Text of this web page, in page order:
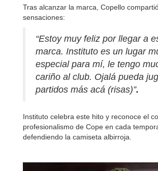
Tras alcanzar la marca, Copello
sensaciones:
“Estoy muy feliz por llegar a
marca. Instituto es un lugar
especial para mí, le tengo
cariño al club. Ojalá pueda
partidos más acá (risas)”.
Instituto celebra este hito y reconoce el
profesionalismo de Cope en cada
defendiendo la camiseta albirroja.